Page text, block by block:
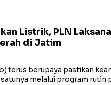
Listrik, PLN
di Jatim
terus berupaya pastikan
melalui program rutin